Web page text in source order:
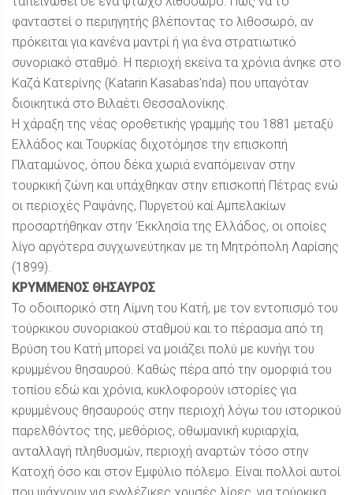
φανταστεί ο περιηγητής βλέποντας το λιθοσωρό, αν
πρόκειται για κανένα μαντρί ή για ένα στρατιωτικό
συνοριακό σταθμό. Η περιοχή εκείνα τα χρόνια άνηκε στο
Καζά Κατερίνης (Katarin Kasabas’nda) που υπαγόταν
διοικητικά στο Βιλαέτι Θεσσαλονίκης.
Η χάραξη της νέας οροθετικής γραμμής του 1881 μεταξύ
Ελλάδος και Τουρκίας διχοτόμησε την επισκοπή
Πλαταμώνος, όπου δέκα χωριά εναπόμειναν στην
τουρκική ζώνη και υπάχθηκαν στην επισκοπή Πέτρας ενώ
οι περιοχές Ραψάνης, Πυργετού καί Αμπελακίων
προσαρτήθηκαν στην ’Εκκλησία της Ελλάδος, οι οποίες
λίγο αργότερα συγχωνεύτηκαν με τη Μητρόπολη Λαρίσης
(1899).
ΚΡΥΜΜΕΝΟΣ ΘΗΣΑΥΡΟΣ
Το οδοιπορικό στη Λίμνη του Κατή, με τον εντοπισμό του
τούρκικου συνοριακού σταθμού και το πέρασμα από τη
Βρύση του Κατή μπορεί να μοιάζει πολύ με κυνήγι του
κρυμμένου θησαυρού. Καθώς πέρα από την ομορφιά του
τοπίου εδώ και χρόνια, κυκλοφορούν ιστορίες για
κρυμμένους θησαυρούς στην περιοχή λόγω του ιστορικού
παρελθόντος της, μεθόριος, οθωμανική κυριαρχία,
ανταλλαγή πληθυσμών, περιοχή αναρτών τόσο στην
Κατοχή όσο και στον Εμφύλιο πόλεμο. Είναι πολλοί αυτοί